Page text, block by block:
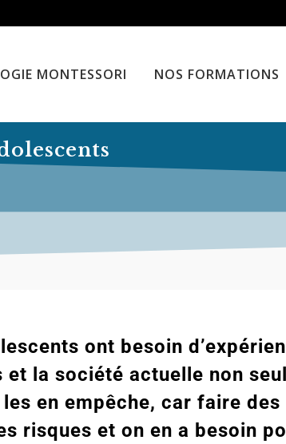
MONTESSORI NOS FORMATIONS
ont besoin
et la société actuelle non
en empêche, car faire des
risques et on en a besoin